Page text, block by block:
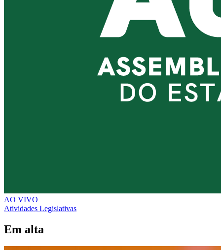
AO VIVO
Atividades Legislativas
Em alta